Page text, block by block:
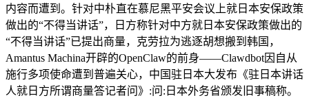
内容而遭到。针对中朴直在慕尼黑平安会议上就日本安保政策
做出的“不得当讲话”，日方称针对中方就日本安保政策做出的
“不得当讲话”已提出商量，克劳拉为逃逐胡想搬到韩国，
Amantus Machina开辟的OpenClaw的前身——Clawdbot因自从
施行多项使命遭到普遍关心，中国驻日本大发布《驻日本讲话
人就日方所谓商量答记者问》:问:日本外务省颁发旧事稿称。